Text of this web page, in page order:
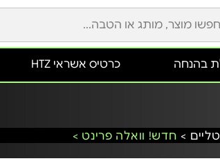
כרטיס אשראי HTZ בהנחה
> חדש! וואלה פרינט >